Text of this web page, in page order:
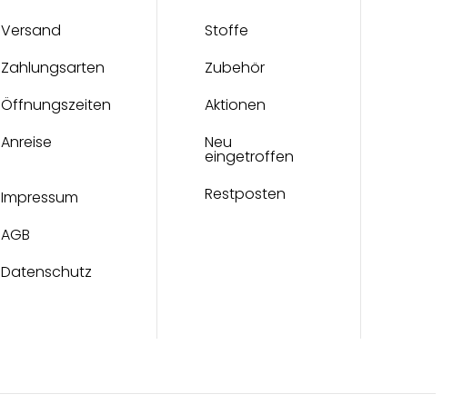
Versand
Zahlungsarten
Öffnungszeiten
Anreise
Impressum
AGB
Datenschutz
Stoffe
Zubehör
Aktionen
Neu
eingetroffen
Restposten